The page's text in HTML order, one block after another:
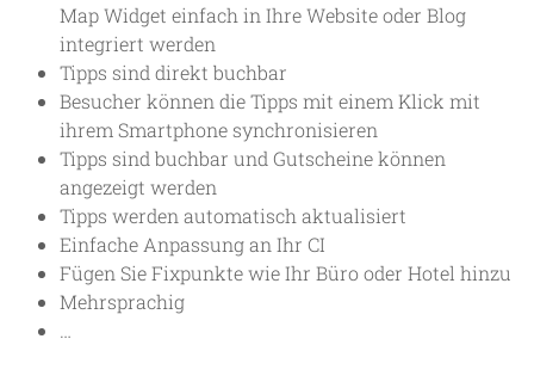
Map Widget einfach in Ihre Website oder Blog
integriert werden
Tipps sind direkt buchbar
Besucher können die Tipps mit einem Klick mit
ihrem Smartphone synchronisieren
Tipps sind buchbar und Gutscheine können
angezeigt werden
Tipps werden automatisch aktualisiert
Einfache Anpassung an Ihr CI
Fügen Sie Fixpunkte wie Ihr Büro oder Hotel hinzu
Mehrsprachig
…